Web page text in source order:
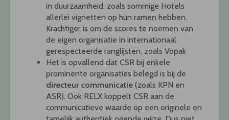
in duurzaamheid, zoals sommige Hotels
allerlei vignetten op hun ramen hebben.
Krachtiger is om de scores te noemen van
de eigen organisatie in internationaal
gerespecteerde ranglijsten, zoals Vopak
Het is opvallend dat CSR bij enkele
prominente organisaties belegd is bij de
directeur communicatie (zoals KPN en
ASR). Ook RELX koppelt CSR aan de
communicatieve waarde op een originele en